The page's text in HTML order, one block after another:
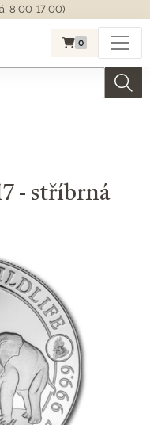
8:00-17:00)
0
- stříbrná